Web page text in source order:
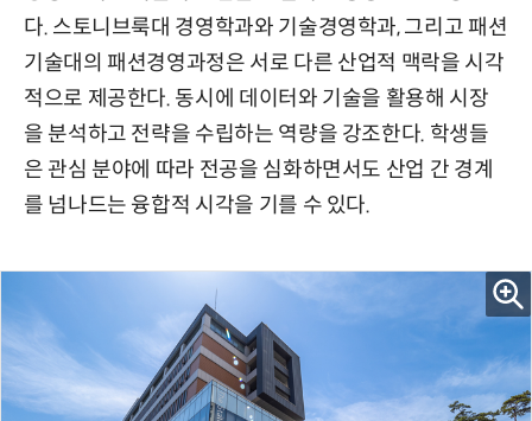
다. 스토니브룩대 경영학과와 기술경영학과, 그리고 패션
기술대의 패션경영과정은 서로 다른 산업적 맥락을 시각
적으로 제공한다. 동시에 데이터와 기술을 활용해 시장
을 분석하고 전략을 수립하는 역량을 강조한다. 학생들
은 관심 분야에 따라 전공을 심화하면서도 산업 간 경계
를 넘나드는 융합적 시각을 기를 수 있다.